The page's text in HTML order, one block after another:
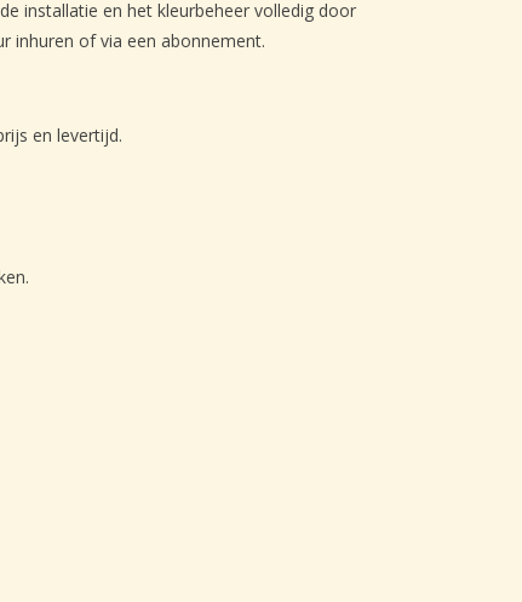
installatie en het kleurbeheer volledig door
inhuren of via een abonnement.
en levertijd.